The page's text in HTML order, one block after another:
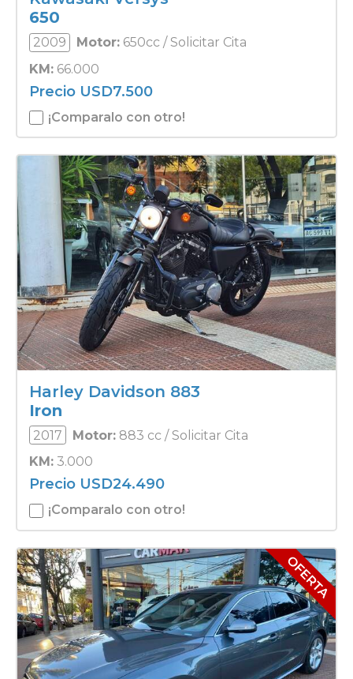
650
2009 Motor: 650cc / Solicitar Cita
KM: 66.000
Precio USD7.500
¡Comparalo con otro!
Harley Davidson 883
Iron
2017 Motor: 883 cc / Solicitar Cita
KM: 3.000
Precio USD24.490
¡Comparalo con otro!